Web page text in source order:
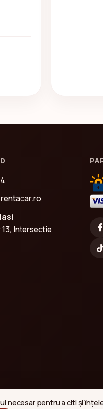
13, Intersectie
necesar pentru a citi și